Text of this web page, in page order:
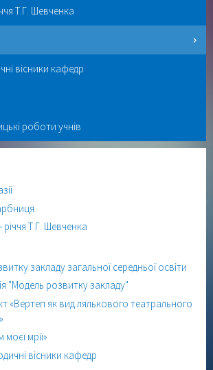
Т.Г. Шевченка
вісники кафедр
роботи учнів
Т.Г. Шевченка
закладу загальної середньої освіти
"Модель розвитку закладу"
«Вертеп як вид лялькового театрального
моєї мрії»
вісники кафедр